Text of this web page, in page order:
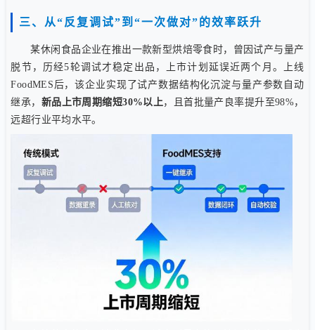
三、从“反复调试”到“一次做对”的效率跃升
某休闲食品企业在推出一款新型烘焙零食时，曾因试产与量产
脱节，历经5轮调试才稳定出品，上市计划延误近两个月。上线
FoodMES后，该企业实现了试产数据结构化沉淀与量产参数自动
继承， 新品上市周期缩短30%以上，且首批量产良率提升至98%，
远超行业平均水平。